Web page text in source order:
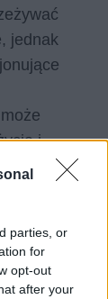
parties, or
for
opt-out
after your
jednak
i
a